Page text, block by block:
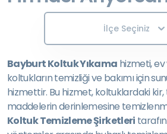
İlçe Seçiniz
Bayburt Koltuk Yıkama hizmeti,
koltukların temizliği ve bakımı için
hizmettir. Bu hizmet, koltuklardaki
maddelerin derinlemesine
Koltuk Temizleme Şirketleri